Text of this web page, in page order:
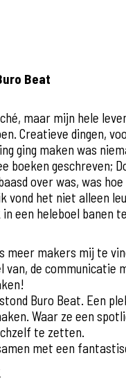
Beat
maar mijn hele
Creatieve dingen,
ging maken was
boeken geschreven;
over was, was
vond het niet alleen
in een heleboel banen
meer makers mij te
van, de communicatie
Buro Beat. Een
Waar ze een
te zetten.
met een